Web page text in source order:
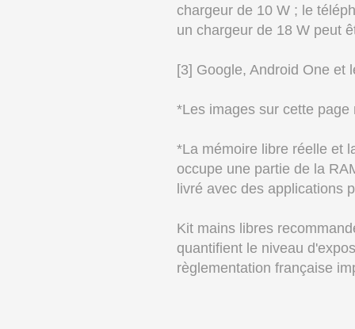
chargeur de 10 W ; le
un chargeur de 18 W peut
[3] Google, Android One et
*Les images sur cette
*La mémoire libre réelle et
occupe une partie de la
livré avec des applications
Kit mains libres
quantifient le niveau
règlementation française